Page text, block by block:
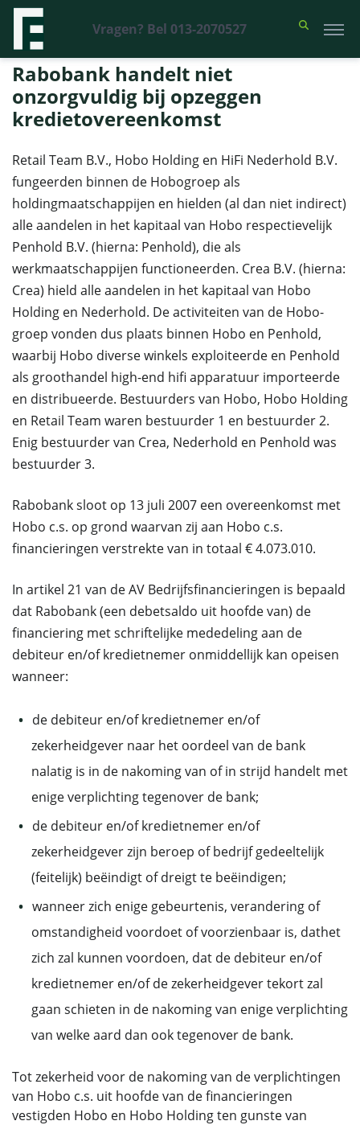
Vragen? Bel 013-2070527
Financieel Recht Advocaten >Uitspraken>Rabobank handelt niet
onzorgvuldig bij opzeggen kredietovereenkomst
Rabobank handelt niet
onzorgvuldig bij opzeggen
kredietovereenkomst
Retail Team B.V., Hobo Holding en HiFi Nederhold B.V.
fungeerden binnen de Hobogroep als
holdingmaatschappijen en hielden (al dan niet indirect)
alle aandelen in het kapitaal van Hobo respectievelijk
Penhold B.V. (hierna: Penhold), die als
werkmaatschappijen functioneerden. Crea B.V. (hierna:
Crea) hield alle aandelen in het kapitaal van Hobo
Holding en Nederhold. De activiteiten van de Hobo-
groep vonden dus plaats binnen Hobo en Penhold,
waarbij Hobo diverse winkels exploiteerde en Penhold
als groothandel high-end hifi apparatuur importeerde
en distribueerde. Bestuurders van Hobo, Hobo Holding
en Retail Team waren bestuurder 1 en bestuurder 2.
Enig bestuurder van Crea, Nederhold en Penhold was
bestuurder 3.
Rabobank sloot op 13 juli 2007 een overeenkomst met
Hobo c.s. op grond waarvan zij aan Hobo c.s.
financieringen verstrekte van in totaal € 4.073.010.
In artikel 21 van de AV Bedrijfsfinancieringen is bepaald
dat Rabobank (een debetsaldo uit hoofde van) de
financiering met schriftelijke mededeling aan de
debiteur en/of kredietnemer onmiddellijk kan opeisen
wanneer:
de debiteur en/of kredietnemer en/of
zekerheidgever naar het oordeel van de bank
nalatig is in de nakoming van of in strijd handelt met
enige verplichting tegenover de bank;
de debiteur en/of kredietnemer en/of
zekerheidgever zijn beroep of bedrijf gedeeltelijk
(feitelijk) beëindigt of dreigt te beëindigen;
wanneer zich enige gebeurtenis, verandering of
omstandigheid voordoet of voorzienbaar is, dathet
zich zal kunnen voordoen, dat de debiteur en/of
kredietnemer en/of de zekerheidgever tekort zal
gaan schieten in de nakoming van enige verplichting
van welke aard dan ook tegenover de bank.
Tot zekerheid voor de nakoming van de verplichtingen
van Hobo c.s. uit hoofde van de financieringen
vestigden Hobo en Hobo Holding ten gunste van